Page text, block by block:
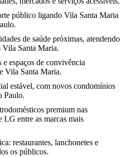
público ligando Vila Santa Maria
de saúde próximas, atendendo
Vila Santa Maria.
e espaços de convivência
Vila Santa Maria.
estável, com novos condomínios
Paulo.
premium nas
entre as marcas mais
restaurantes, lanchonetes e
os públicos.